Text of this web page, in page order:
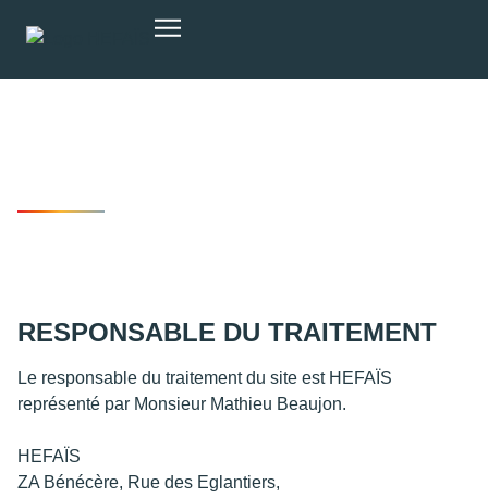
RESPONSABLE DU TRAITEMENT
Le responsable du traitement du site est HEFAÏS
représenté par Monsieur Mathieu Beaujon.
HEFAÏS
ZA Bénécère, Rue des Eglantiers,